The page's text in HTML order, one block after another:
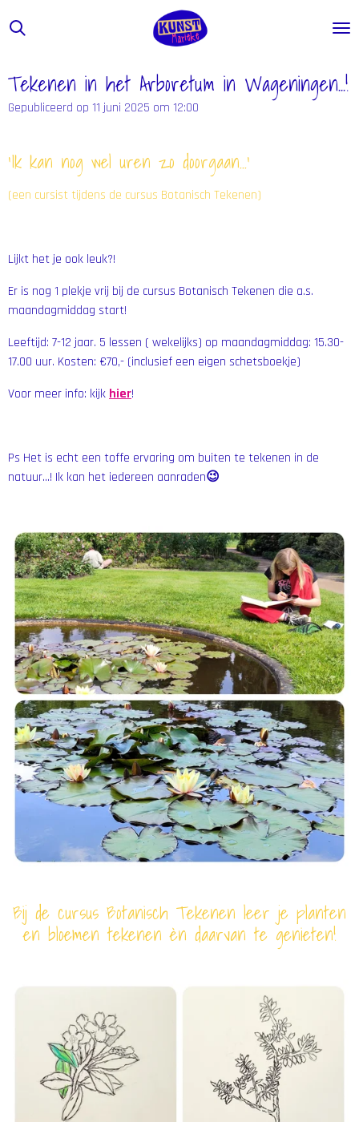
direct
de
hoofdinhoud
Tekenen in het Arboretum in Wageningen...!
Gepubliceerd op 11 juni 2025 om 12:00
'Ik kan nog wel uren zo doorgaan...'
(een cursist tijdens de cursus Botanisch Tekenen)
Lijkt het je ook leuk?!
Er is nog 1 plekje vrij bij de cursus Botanisch Tekenen die a.s.
maandagmiddag start!
Leeftijd: 7-12 jaar. 5 lessen ( wekelijks) op maandagmiddag: 15.30-
17.00 uur. Kosten: €70,- (inclusief een eigen schetsboekje)
Voor meer info: kijkhier!
Ps Het is echt een toffe ervaring om buiten te tekenen in de
natuur...! Ik kan het iedereen aanraden😉
Bij de cursus Botanisch Tekenen leer je planten
en bloemen tekenen èn daarvan te genieten!